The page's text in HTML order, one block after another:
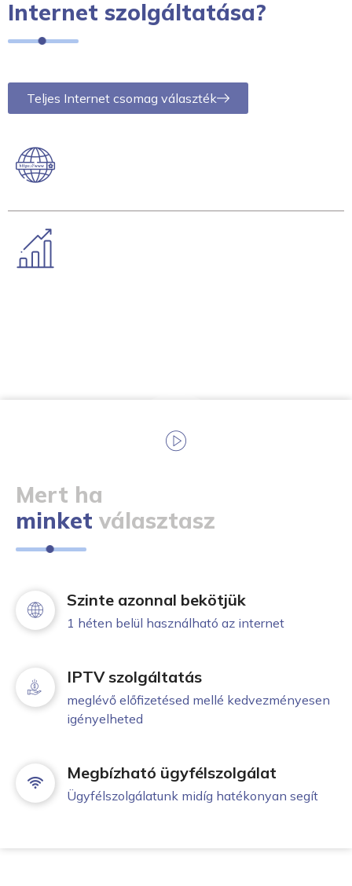
Internet szolgáltatása?
Teljes Internet csomag választék
Mert ha
minket választasz
Szinte azonnal bekötjük
1 héten belül használható az internet
IPTV szolgáltatás
meglévő előfizetésed mellé kedvezményesen
igényelheted
Megbízható ügyfélszolgálat
Ügyfélszolgálatunk midíg hatékonyan segít